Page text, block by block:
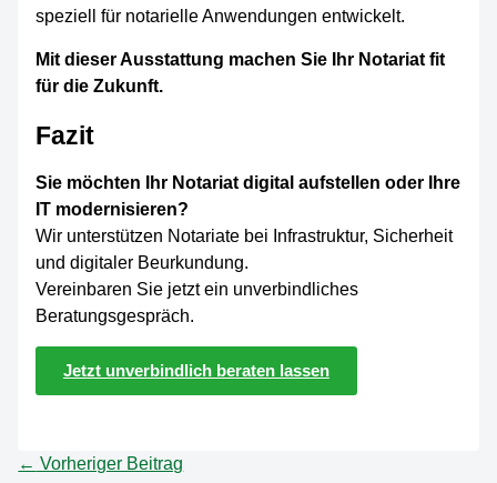
speziell für notarielle Anwendungen entwickelt.
Mit dieser Ausstattung machen Sie Ihr Notariat fit
für die Zukunft.
Fazit
Sie möchten Ihr Notariat digital aufstellen oder Ihre
IT modernisieren?
Wir unterstützen Notariate bei Infrastruktur, Sicherheit
und digitaler Beurkundung.
Vereinbaren Sie jetzt ein unverbindliches
Beratungsgespräch.
Jetzt unverbindlich beraten lassen
← Vorheriger Beitrag